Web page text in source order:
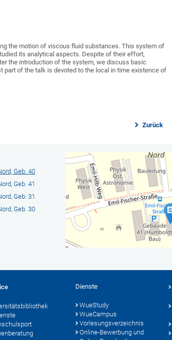
the motion of viscous fluid substances. This system of
its analytical aspects. Despite of their effort,
the introduction of the system, we discuss basic
of the talk is devoted to the local in time existence of
Zurück
Geb. 40
Geb. 41
Geb. 31
Geb. 30
Dienste
WueStudy
WueCampus
Vorlesungsverzeichnis
Online-Bewerbung und